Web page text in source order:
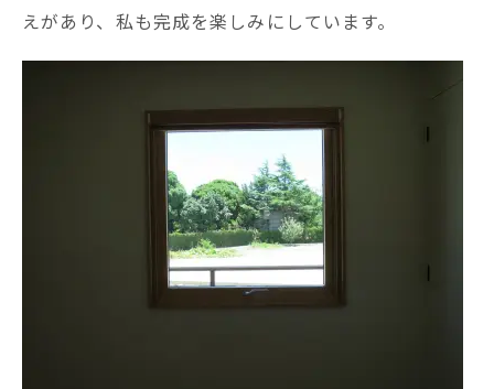
えがあり、私も完成を楽しみにしています。